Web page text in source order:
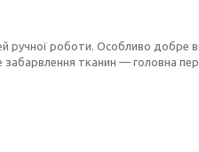
ручної роботи. Особливо добре
забарвлення тканин — головна